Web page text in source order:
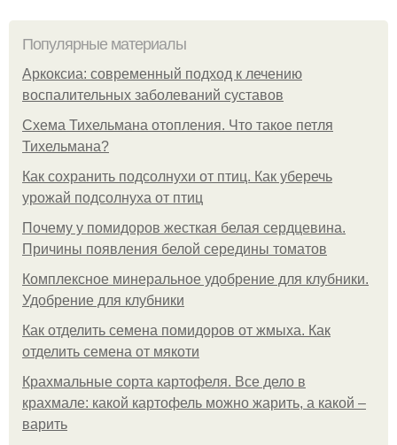
Популярные материалы
Аркоксиа: современный подход к лечению
воспалительных заболеваний суставов
Схема Тихельмана отопления. Что такое петля
Тихельмана?
Как сохранить подсолнухи от птиц. Как уберечь
урожай подсолнуха от птиц
Почему у помидоров жесткая белая сердцевина.
Причины появления белой середины томатов
Комплексное минеральное удобрение для клубники.
Удобрение для клубники
Как отделить семена помидоров от жмыха. Как
отделить семена от мякоти
Крахмальные сорта картофеля. Все дело в
крахмале: какой картофель можно жарить, а какой –
варить